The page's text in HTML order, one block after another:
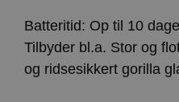
Batteritid: Op til 10
Tilbyder bl.a. Stor og
og ridsesikkert gorilla